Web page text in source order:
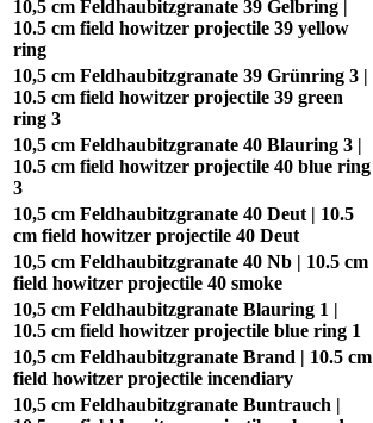
10,5 cm Feldhaubitzgranate 39 Gelbring |
10.5 cm field howitzer projectile 39 yellow
ring
10,5 cm Feldhaubitzgranate 39 Grünring 3 |
10.5 cm field howitzer projectile 39 green
ring 3
10,5 cm Feldhaubitzgranate 40 Blauring 3 |
10.5 cm field howitzer projectile 40 blue ring
3
10,5 cm Feldhaubitzgranate 40 Deut | 10.5
cm field howitzer projectile 40 Deut
10,5 cm Feldhaubitzgranate 40 Nb | 10.5 cm
field howitzer projectile 40 smoke
10,5 cm Feldhaubitzgranate Blauring 1 |
10.5 cm field howitzer projectile blue ring 1
10,5 cm Feldhaubitzgranate Brand | 10.5 cm
field howitzer projectile incendiary
10,5 cm Feldhaubitzgranate Buntrauch |